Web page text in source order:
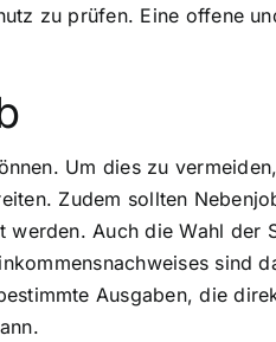
zu prüfen. Eine offene
Um dies zu
Zudem sollten
Auch die Wahl der
sind
Ausgaben, die